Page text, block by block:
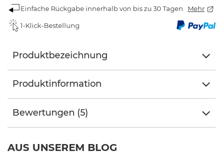
Einfache Rückgabe innerhalb von bis zu 30 Tagen Mehr
1-Klick-Bestellung
Produktbezeichnung
Produktinformation
Bewertungen (5)
AUS UNSEREM BLOG